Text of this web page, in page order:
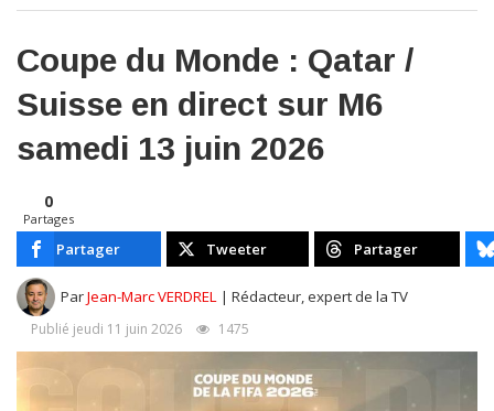
Coupe du Monde : Qatar /
Suisse en direct sur M6
samedi 13 juin 2026
0
Partages
Partager Tweeter Partager
ParJean-Marc VERDREL | Rédacteur, expert de la TV
Publié jeudi 11 juin 2026 1475